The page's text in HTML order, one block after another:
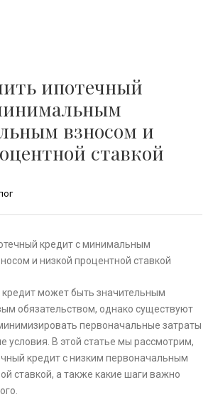
ипотечный
взносом и
ставкой
кредит может быть значительным
обязательством, однако существуют
первоначальные затраты
условия. В этой статье мы рассмотрим,
кредит с низким первоначальным
ставкой, а также какие шаги важно